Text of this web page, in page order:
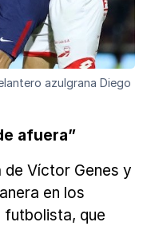
azulgrana Diego
afuera”
Víctor Genes y
en los
futbolista, que